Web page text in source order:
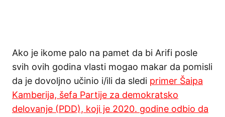
Ako je ikome palo na pamet da bi Arifi posle
svih ovih godina vlasti mogao makar da pomisli
da je dovoljno učinio i/ili da sledi primer Šaipa
Kamberija, šefa Partije za demokratsko
delovanje (PDD), koji je 2020. godine odbio da